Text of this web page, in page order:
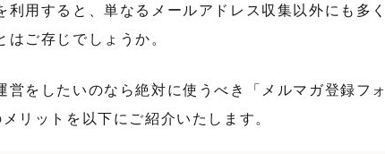
利用すると、単なるメールアドレス収集以外にも多く
ご存じでしょうか。
営をしたいのなら絶対に使うべき「メルマガ登録フォ
リットを以下にご紹介いたします。